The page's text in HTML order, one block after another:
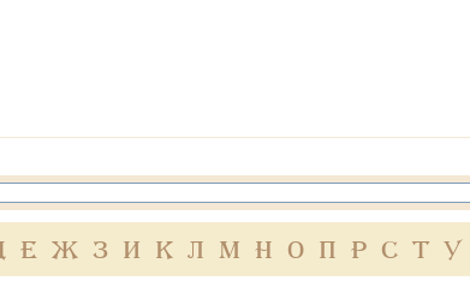
Е Ж З И К Л М Н О П Р С Т У